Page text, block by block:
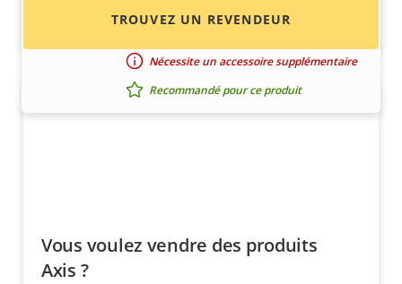
Protection de câble pour les
Nécessite un accessoire supplémentaire
Recommandé pour ce produit
TROUVEZ UN REVENDEUR
Vous voulez vendre des produits
Axis ?